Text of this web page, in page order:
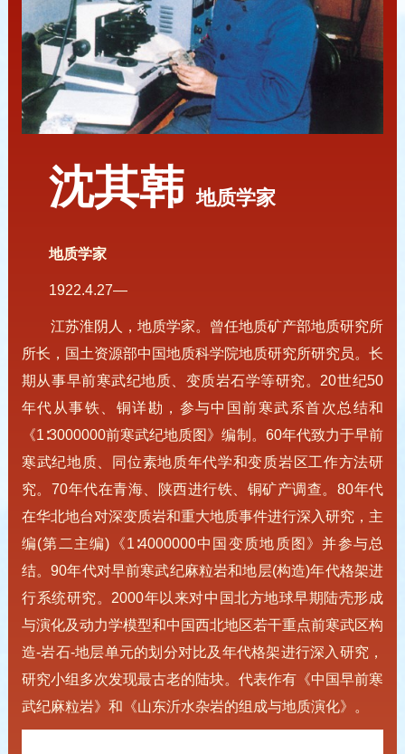
沈其韩 地质学家
地质学家
1922.4.27—
江苏淮阴人，地质学家。曾任地质矿产部地质研究所
所长，国土资源部中国地质科学院地质研究所研究员。长
期从事早前寒武纪地质、变质岩石学等研究。20世纪50
年代从事铁、铜详勘，参与中国前寒武系首次总结和
《1∶3000000前寒武纪地质图》编制。60年代致力于早前
寒武纪地质、同位素地质年代学和变质岩区工作方法研
究。70年代在青海、陕西进行铁、铜矿产调查。80年代
在华北地台对深变质岩和重大地质事件进行深入研究，主
编(第二主编)《1∶4000000中国变质地质图》并参与总
结。90年代对早前寒武纪麻粒岩和地层(构造)年代格架进
行系统研究。2000年以来对中国北方地球早期陆壳形成
与演化及动力学模型和中国西北地区若干重点前寒武区构
造-岩石-地层单元的划分对比及年代格架进行深入研究，
研究小组多次发现最古老的陆块。代表作有《中国早前寒
武纪麻粒岩》和《山东沂水杂岩的组成与地质演化》。